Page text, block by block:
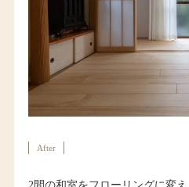
After